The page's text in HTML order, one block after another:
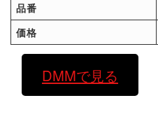
品番
価格
DMMで見る